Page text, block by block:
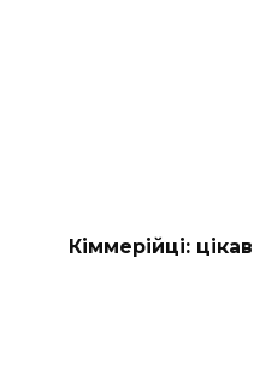
Кіммерійці: